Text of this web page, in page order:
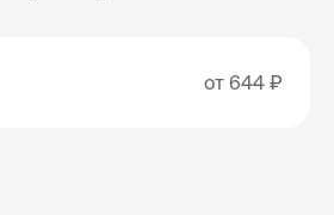
от 644 ₽